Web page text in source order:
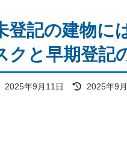
登記の建物に
クと早期登記
2025年9月11日
最
2025年9